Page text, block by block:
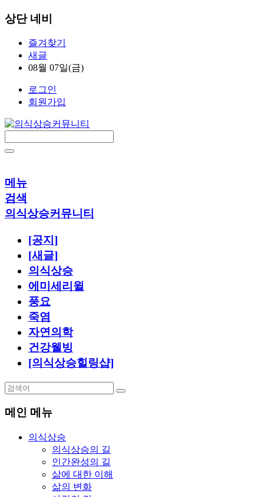
상단 네비
즐겨찾기
새글
08월 07일(금)
로그인
회원가입
메뉴
검색
의식상승커뮤니티
[공지]
[새글]
의식상승
에미세리윌
풍요
죽염
자연의학
건강웰빙
[의식상승힐링샵]
메인 메뉴
의식상승
의식상승의 길
인간완성의 길
삶에 대한 이해
삶의 변화